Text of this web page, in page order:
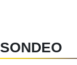
SONDEO